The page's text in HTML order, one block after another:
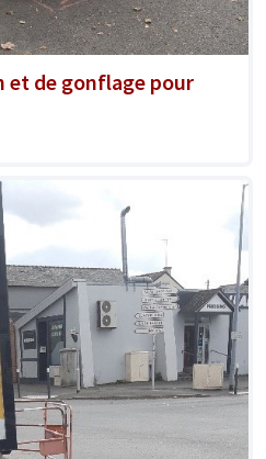
et de gonflage pour